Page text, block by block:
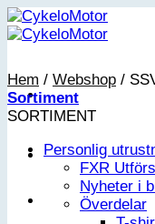
Skip
to
Hem / Webshop /
Sortiment
SORTIMENT
Personlig
FXR
Nyheter i
Överdelar